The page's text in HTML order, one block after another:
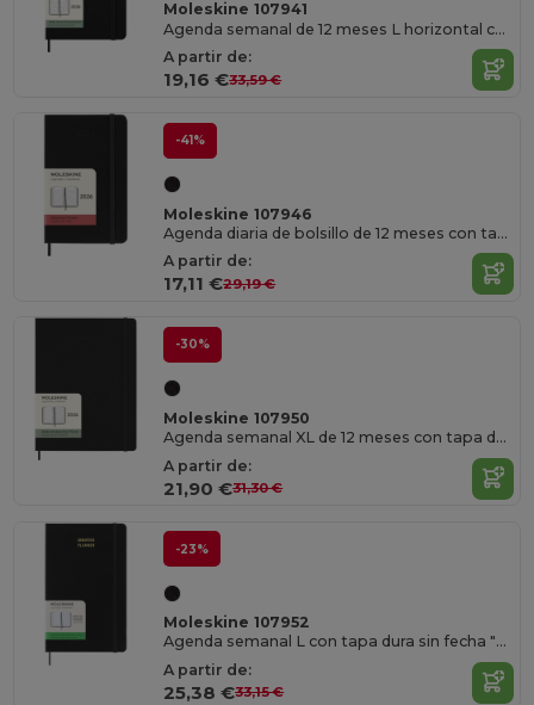
Moleskine 107941
Agenda semanal de 12 meses L horizontal con tapa dura "Moleskine"
A partir de:
19,16 €33,59 €
-41%
Moleskine 107946
Agenda diaria de bolsillo de 12 meses con tapa dura "Moleskine"
A partir de:
17,11 €29,19 €
-30%
Moleskine 107950
Agenda semanal XL de 12 meses con tapa dura "Moleskine"
A partir de:
21,90 €31,30 €
-23%
Moleskine 107952
Agenda semanal L con tapa dura sin fecha "Moleskine"
A partir de:
25,38 €33,15 €